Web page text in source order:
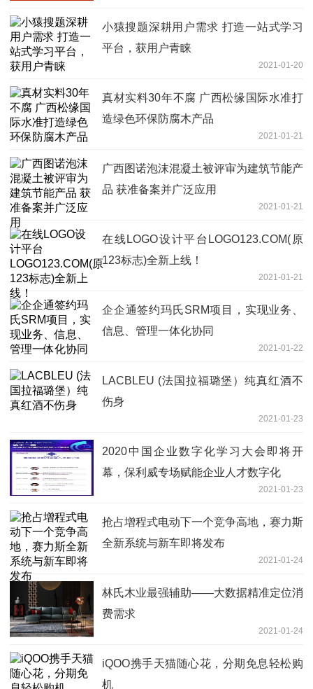
小猿搜题深耕用户需求 打造一站式学习
平台，获用户青睐
2021-01-20
真材实料30年不腐 广西松缘国际水准打
造绿色环保防腐木产品
2021-01-21
广西图诺泡沫混凝土被评审为建筑节能产
品 获准备案并广泛应用
2021-01-21
在线LOGO设计平台LOGO123.COM(原
123标志)全新上线！
2021-01-21
企企通签约玛氏SRM项目，实现业务、
信息、管理一体化协同
2021-01-22
LACBLEU (法国拉福璐堡）纯真红酒不
伤身
2021-01-23
2020中国企业数字化学习大会即将开
幕，保利威专场赋能企业人才数字化
2021-01-23
抢占增程式电动下一个竞争高地，赛力斯
全新系统与新车即将发布
2021-01-24
林氏木业最强辅助——大数据精准定位消
费需求
2021-01-24
iQOO携手天猫随心花，分期免息轻松购
机